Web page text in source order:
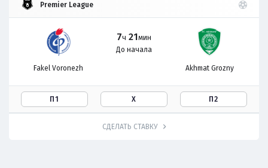
Premier League
Fakel Voronezh
7ч 21мин
До начала
Akhmat Grozny
П1 Х П2
СДЕЛАТЬ СТАВКУ